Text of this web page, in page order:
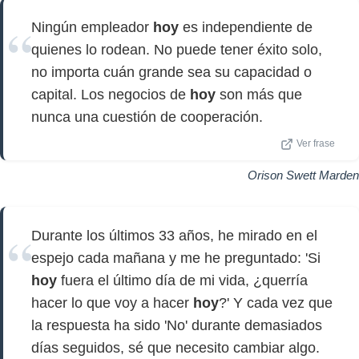
Ningún empleador hoy es independiente de
quienes lo rodean. No puede tener éxito solo,
no importa cuán grande sea su capacidad o
capital. Los negocios de hoy son más que
nunca una cuestión de cooperación.
Ver frase
Orison Swett Marden
Durante los últimos 33 años, he mirado en el
espejo cada mañana y me he preguntado: 'Si
hoy fuera el último día de mi vida, ¿querría
hacer lo que voy a hacer hoy?' Y cada vez que
la respuesta ha sido 'No' durante demasiados
días seguidos, sé que necesito cambiar algo.